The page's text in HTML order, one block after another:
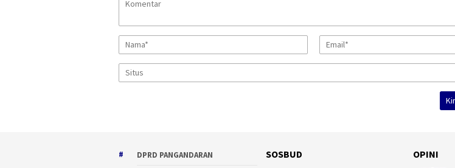
DPRD PANGANDARAN
SOSBUD OPINI